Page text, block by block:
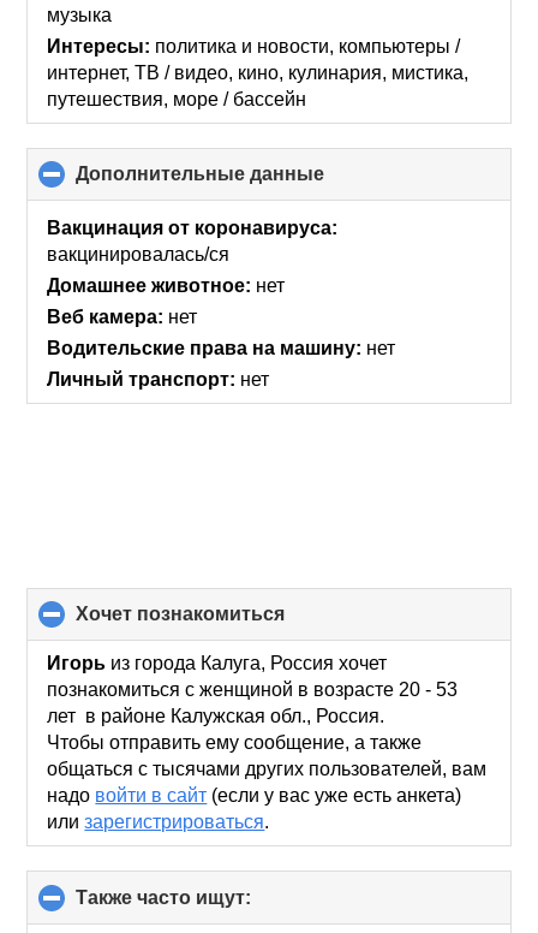
музыка
Интересы: политика и новости, компьютеры /
интернет, ТВ / видео, кино, кулинария, мистика,
путешествия, море / бассейн
Дополнительные данные
to
collapse
Вакцинация от коронавируса:
вакцинировалась/ся
Домашнее животное: нет
Веб камера: нет
Водительские права на машину: нет
Личный транспорт: нет
хочет познакомиться
to
collapse
contents
Игорь из города Калуга, Россия хочет
познакомиться с женщиной в возрасте 20 - 53
лет в районе Калужская обл., Россия.
Чтобы отправить ему сообщение, а также
общаться с тысячами других пользователей, вам
надо войти в сайт (если у вас уже есть анкета)
илизарегистрироваться.
Также часто ищут:
to